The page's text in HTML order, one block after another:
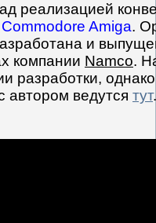
реализацией
Commodore Amiga.
и
компании Namco.
разработки,
автором ведутся тут